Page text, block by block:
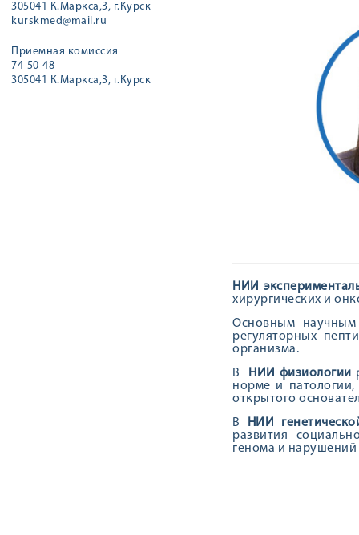
305041 К.Маркса,3, г.Курск
kurskmed@mail.ru
Приемная комиссия
74-50-48
305041 К.Маркса,3, г.Курск
НИИ
хирургических и
Основным
регуляторных
организма.
В
НИИ физиологии
норме и патологии,
открытого
В
НИИ
развития
генома и нарушений